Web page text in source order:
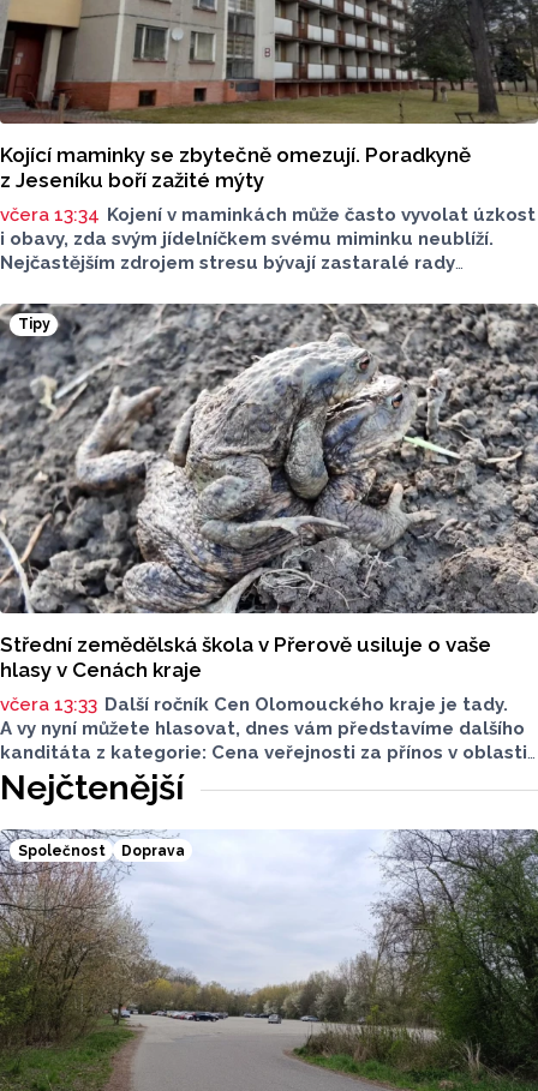
Kojící maminky se zbytečně omezují. Poradkyně
z Jeseníku boří zažité mýty
včera 13:34 Kojení v maminkách může často vyvolat úzkost
i obavy, zda svým jídelníčkem svému miminku neublíží.
Nejčastějším zdrojem stresu bývají zastaralé rady
se nadýmavým potravinám nebo preventivnímu vyřazování
alergenů. Mýty o stravě při kojení boří laktační poradkyně
z Jeseníku.
Tipy
Střední zemědělská škola v Přerově usiluje o vaše
hlasy v Cenách kraje
včera 13:33 Další ročník Cen Olomouckého kraje je tady.
A vy nyní můžete hlasovat, dnes vám představíme dalšího
kanditáta z kategorie: Cena veřejnosti za přínos v oblasti
životního prostředí. Toto je Střední zemědělská škola
v Přerově, která má nominaci v kategorii: Významný počin
v ochraně životního prostředí - právnická osoba.
Nejčtenější
Společnost Doprava